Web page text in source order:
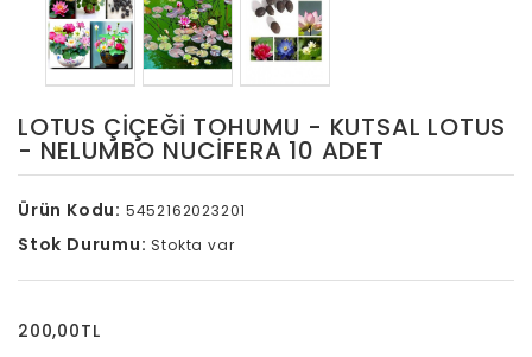
LOTUS ÇIÇEĞI TOHUMU - KUTSAL LOTUS
- NELUMBO NUCIFERA 10 ADET
Ürün Kodu: 5452162023201
Stok Durumu: Stokta var
200,00TL